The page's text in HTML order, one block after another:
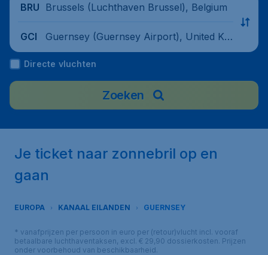
BRU Brussels (Luchthaven Brussel), Belgium
GCI
Guernsey (Guernsey Airport), United Kin
gdom
Directe vluchten
Zoeken
Je ticket naar zonnebril op en
gaan
EUROPA KANAAL EILANDEN GUERNSEY
* vanafprijzen per persoon in euro per (retour)vlucht incl. vooraf
betaalbare luchthaventaksen, excl. € 29,90 dossierkosten. Prijzen
onder voorbehoud van beschikbaarheid.